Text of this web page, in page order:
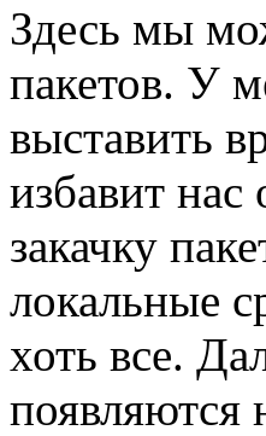
Здесь мы
пакетов. У
выставить
избавит нас
закачку
локальные
хоть все.
появляются